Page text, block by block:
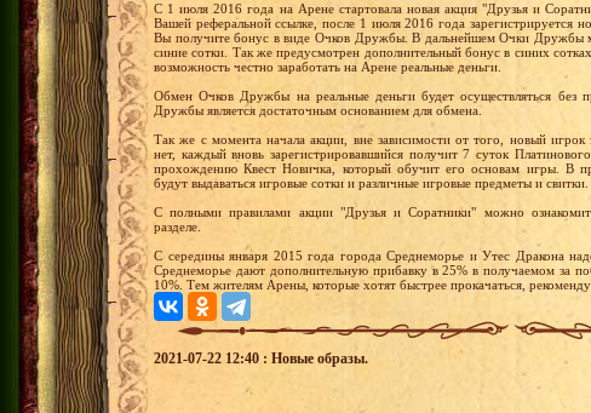
С 1 июля 2016 года на Арене стартовала новая акция "Друзья и
Вашей реферальной ссылке, после 1 июля 2016 года зарегистрируется
Вы получите бонус в виде Очков Дружбы. В дальнейшем Очки Дружбы
синие сотки. Так же предусмотрен дополнительный бонус в синих
возможность честно заработать на Арене реальные деньги.
Обмен Очков Дружбы на реальные деньги будет осуществляться без
Дружбы является достаточным основанием для обмена.
Так же с момента начала акции, вне зависимости от того, новый игрок
нет, каждый вновь зарегистрировавшийся получит 7 суток
прохождению Квест Новичка, который обучит его основам игры. В
будут выдаваться игровые сотки и различные игровые предметы и
С полными правилами акции "Друзья и Соратники" можно
разделе.
С середины января 2015 года города Среднеморье и Утес Дракона
Среднеморье дают дополнительную прибавку в 25% в получаемом за
10%. Тем жителям Арены, которые хотят быстрее прокачаться,
2021-07-22 12:40 : Новые образы.